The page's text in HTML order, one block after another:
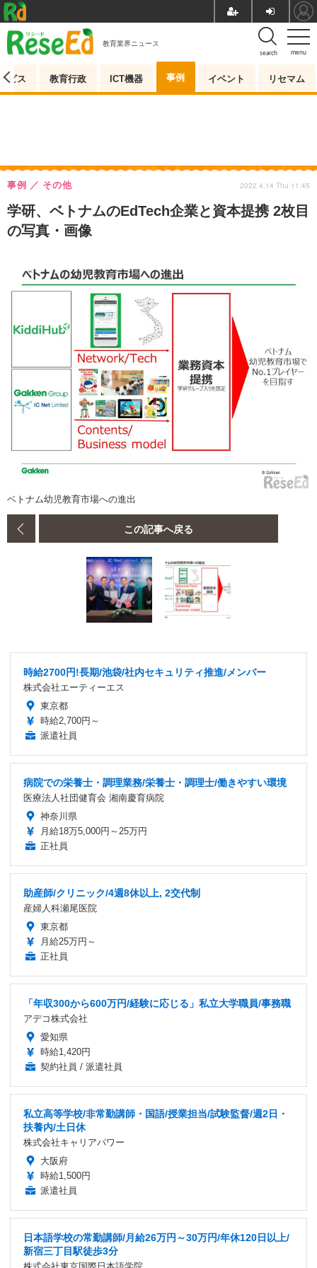
menu
search
教育業界ニュース
ビス 教育行政 ICT機器 事例 イベント リセマム
学研、ベトナムのEdTech企業と資本提携 2枚目
の写真・画像
事例 その他 2022.4.14 Thu 11:45
ベトナム幼児教育市場への進出
この記事へ戻る
時給2700円!長期/池袋/社内セキュリティ推進/メンバー
株式会社エーティーエス
東京都
時給2,700円～
派遣社員
病院での栄養士・調理業務/栄養士・調理士/働きやすい環境
医療法人社団健育会 湘南慶育病院
神奈川県
月給18万5,000円～25万円
正社員
助産師/クリニック/4週8休以上, 2交代制
産婦人科瀬尾医院
東京都
月給25万円～
正社員
「年収300から600万円/経験に応じる」私立大学職員/事務職
アデコ株式会社
愛知県
時給1,420円
契約社員 / 派遣社員
私立高等学校/非常勤講師・国語/授業担当/試験監督/週2日・
扶養内/土日休
株式会社キャリアパワー
大阪府
時給1,500円
派遣社員
日本語学校の常勤講師/月給26万円～30万円/年休120日以上/
新宿三丁目駅徒歩3分